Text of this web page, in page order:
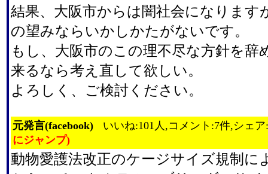
結果、大阪市からは闇社会になります
の望みならいかしかたがないです。
もし、大阪市のこの理不尽な方針を辞
来るなら考え直して欲しい。
よろしく、ご検討ください。
元発言(facebook)
いいね:101人,コメント:7件,シェア
にジャンプ)
動物愛護法改正のケージサイズ規制に